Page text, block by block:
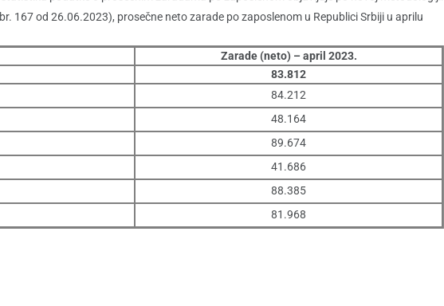
167 od 26.06.2023), prosečne neto zarade po zaposlenom u Republici Srbiji u aprilu
Zarade (neto) – april 2023.
83.812
84.212
48.164
89.674
41.686
88.385
81.968